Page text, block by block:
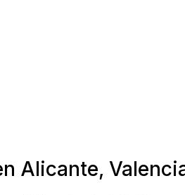
Alicante,